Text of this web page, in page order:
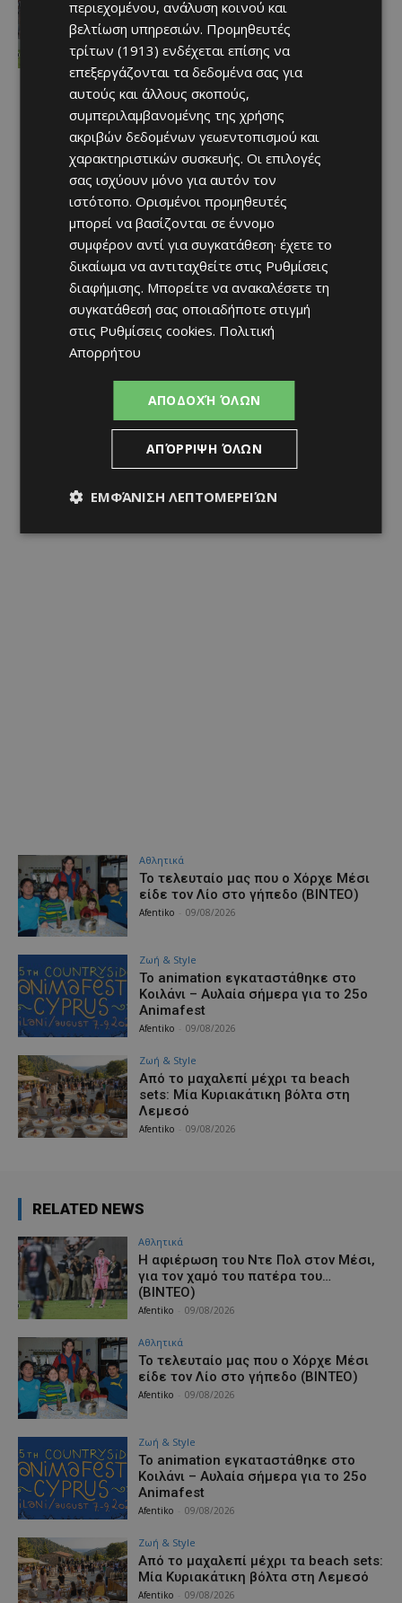
Η αφιέρωση του Ντε Πολ στον Μέσι,
για τον χαμό του πατέρα του…
(ΒΙΝΤΕΟ)
Afentiko - 09/08/2026
Αθλητικά
Το τελευταίο μας που ο Χόρχε Μέσι
είδε τον Λίο στο γήπεδο (ΒΙΝΤΕΟ)
Afentiko 09/08/2026
Ζωή & Style
Το animation εγκαταστάθηκε στο
Κοιλάνι – Αυλαία σήμερα για το 25ο
Animafest
Afentiko 09/08/2026
Ζωή & Style
Από το μαχαλεπί μέχρι τα beach
sets: Μία Κυριακάτικη βόλτα στη
Λεμεσό
Afentiko 09/08/2026
RELATED NEWS
Αθλητικά
Η αφιέρωση του Ντε Πολ στον Μέσι,
για τον χαμό του πατέρα του…
(ΒΙΝΤΕΟ)
Afentiko 09/08/2026
Αθλητικά
Το τελευταίο μας που ο Χόρχε Μέσι
είδε τον Λίο στο γήπεδο (ΒΙΝΤΕΟ)
Afentiko 09/08/2026
Ζωή & Style
Το animation εγκαταστάθηκε στο
Κοιλάνι – Αυλαία σήμερα για το 25ο
Animafest
Afentiko 09/08/2026
Ζωή & Style
Από το μαχαλεπί μέχρι τα beach sets:
Μία Κυριακάτικη βόλτα στη Λεμεσό
Afentiko 09/08/2026
περιεχομένου, ανάλυση κοινού και
βελτίωση υπηρεσιών. Προμηθευτές
τρίτων (1913) ενδέχεται επίσης να
επεξεργάζονται τα δεδομένα σας για
αυτούς και άλλους σκοπούς,
συμπεριλαμβανομένης της χρήσης
ακριβών δεδομένων γεωεντοπισμού και
χαρακτηριστικών συσκευής. Οι επιλογές
σας ισχύουν μόνο για αυτόν τον
ιστότοπο. Ορισμένοι προμηθευτές
μπορεί να βασίζονται σε έννομο
συμφέρον αντί για συγκατάθεση· έχετε το
δικαίωμα να αντιταχθείτε στις Ρυθμίσεις
διαφήμισης. Μπορείτε να ανακαλέσετε τη
συγκατάθεσή σας οποιαδήποτε στιγμή
στις Ρυθμίσεις cookies. Πολιτική
Απορρήτου
ΑΠΟΔΟΧΉ ΌΛΩΝ
ΑΠΌΡΡΙΨΗ ΌΛΩΝ
ΕΜΦΆΝΙΣΗ ΛΕΠΤΟΜΕΡΕΙΏΝ